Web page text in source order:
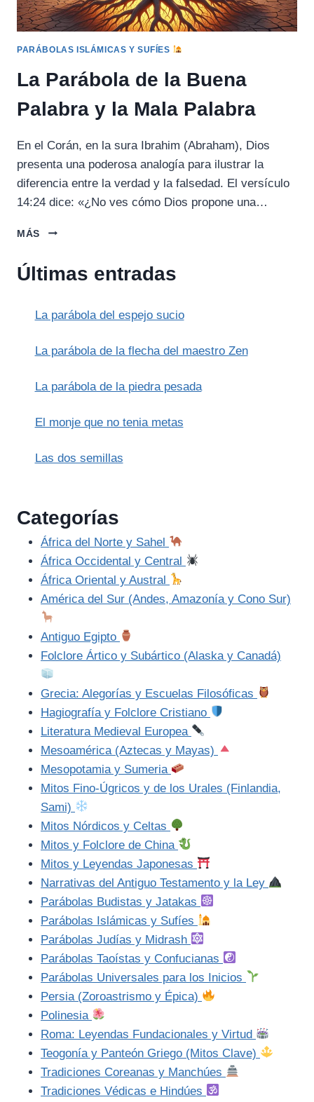
PARÁBOLAS ISLÁMICAS Y SUFÍES
La Parábola de la Buena
Palabra y la Mala Palabra
En el Corán, en la sura Ibrahim (Abraham), Dios
presenta una poderosa analogía para ilustrar la
diferencia entre la verdad y la falsedad. El versículo
14:24 dice: «¿No ves cómo Dios propone una…
MÁS
LA
LA
Y
MALA
Últimas entradas
La parábola del espejo sucio
La parábola de la flecha del maestro Zen
La parábola de la piedra pesada
El monje que no tenia metas
Las dos semillas
Categorías
África del Norte y Sahel
África Occidental y Central
África Oriental y Austral
América del Sur (Andes, Amazonía y Cono Sur)
Antiguo Egipto
Folclore Ártico y Subártico (Alaska y Canadá)
Grecia: Alegorías y Escuelas Filosóficas
Hagiografía y Folclore Cristiano
Literatura Medieval Europea
Mesoamérica (Aztecas y Mayas)
Mesopotamia y Sumeria
Mitos Fino-Úgricos y de los Urales (Finlandia,
Sami)
Mitos Nórdicos y Celtas
Mitos y Folclore de China
Mitos y Leyendas Japonesas
Narrativas del Antiguo Testamento y la Ley
Parábolas Budistas y Jatakas
Parábolas Islámicas y Sufíes
Parábolas Judías y Midrash
Parábolas Taoístas y Confucianas
Parábolas Universales para los Inicios
Persia (Zoroastrismo y Épica)
Polinesia
Roma: Leyendas Fundacionales y Virtud
Teogonía y Panteón Griego (Mitos Clave)
Tradiciones Coreanas y Manchúes
Tradiciones Védicas e Hindúes